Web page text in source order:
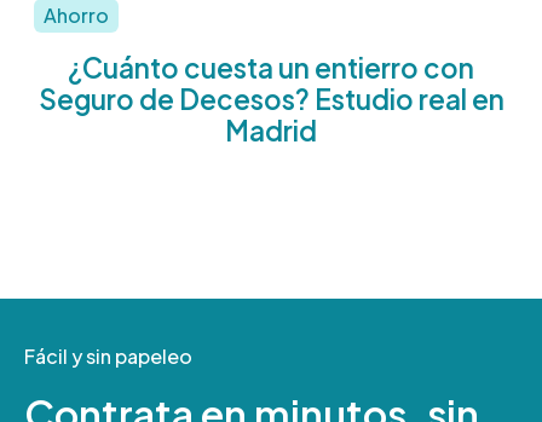
Ahorro
¿Cuánto cuesta un entierro con
Seguro de Decesos? Estudio real en
Madrid
Fácil y sin papeleo